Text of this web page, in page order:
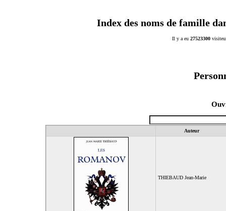
Index des noms de famille
Il y a eu 27523300
Auteur
THIEBAUD Jean-Marie